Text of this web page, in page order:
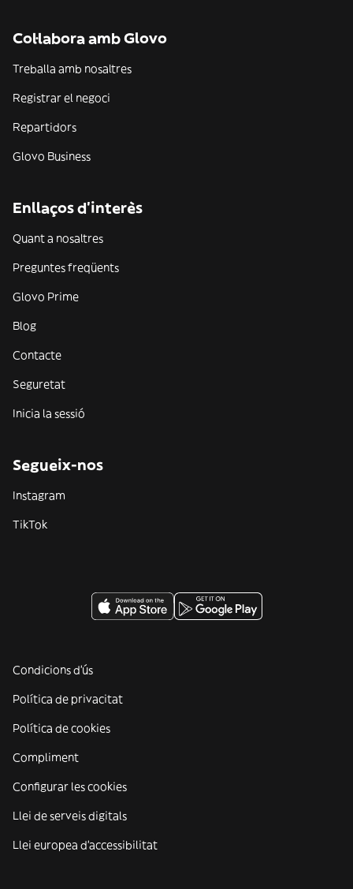
Col·labora amb Glovo
Treballa amb nosaltres
Registrar el negoci
Repartidors
Glovo Business
Enllaços d'interès
Quant a nosaltres
Preguntes freqüents
Glovo Prime
Blog
Contacte
Seguretat
Inicia la sessió
Segueix-nos
Instagram
TikTok
Condicions d'ús
Política de privacitat
Política de cookies
Compliment
Configurar les cookies
Llei de serveis digitals
Llei europea d'accessibilitat